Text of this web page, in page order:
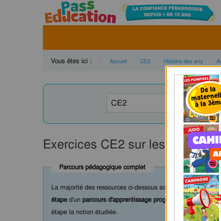
Vous êtes ici : Accueil CE2 Histoire des arts
Exercices CE2 sur les arts du
Parcours pédagogique complet
La majorité des ressources ci-dessous sont intégrées dans
étape d'un parcours d'apprentissage progressif
comprenant
étape la notion étudiée.